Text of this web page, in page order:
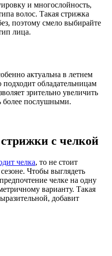
и многослойность,
волос. Такая стрижка
поэтому смело выбирайте
лица.
актуальна в летнем
подходит обладательницам
зрительно увеличить
более послушными.
с челкой
челка, то не стоит
Чтобы выглядеть
челке на одну
варианту. Такая
добавит